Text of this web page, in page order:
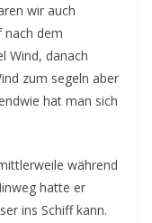
wir auch
nach dem
Wind, danach
zum segeln aber
hat man sich
während
hatte er
ins Schiff kann.